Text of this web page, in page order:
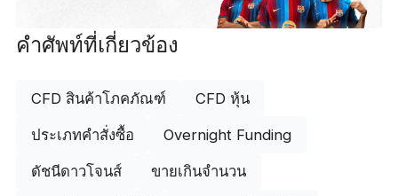
คำศัพท์ที่เกี่ยวข้อง
CFD สินค้าโภคภัณฑ์ CFD หุ้น
ประเภทคำสั่งซื้อ Overnight Funding
ดัชนีดาวโจนส์ ขายเกินจำนวน